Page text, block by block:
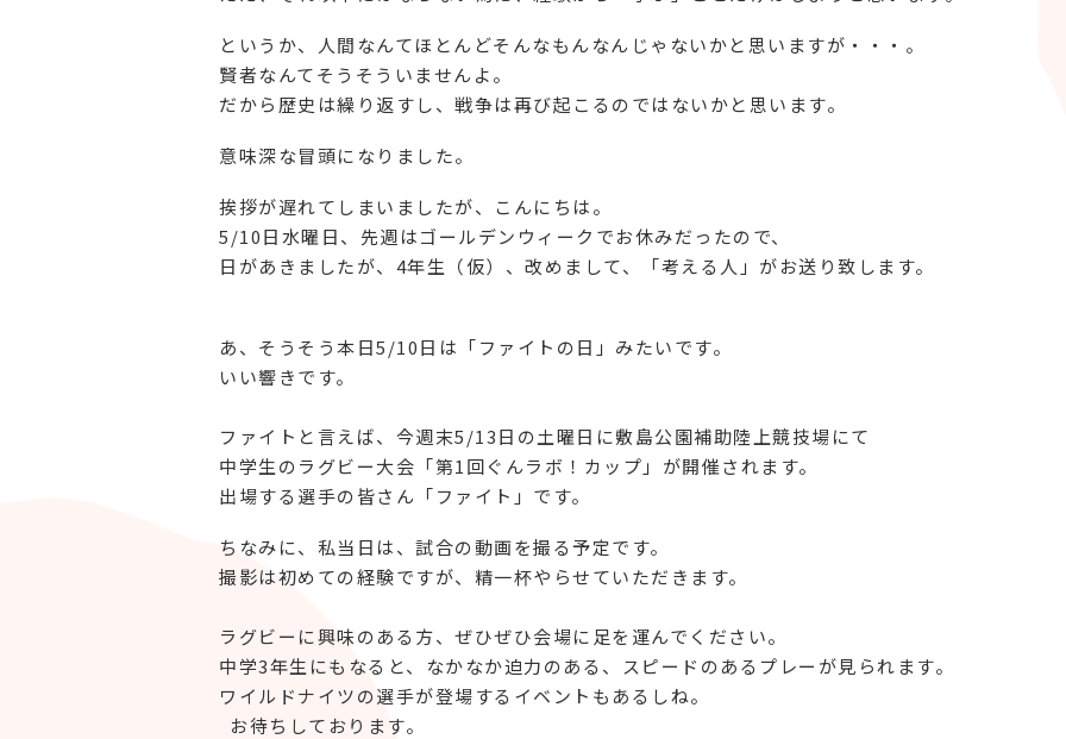
というか、人間なんてほとんどそんなもんなんじゃないかと思いますが・・・。
賢者なんてそうそういませんよ。
だから歴史は繰り返すし、戦争は再び起こるのではないかと思います。
意味深な冒頭になりました。
挨拶が遅れてしまいましたが、こんにちは。
5/10日水曜日、先週はゴールデンウィークでお休みだったので、
日があきましたが、4年生（仮）、改めまして、「考える人」がお送り致します。
あ、そうそう本日5/10日は「ファイトの日」みたいです。
いい響きです。
ファイトと言えば、今週末5/13日の土曜日に敷島公園補助陸上競技場にて
中学生のラグビー大会「第1回ぐんラボ！カップ」が開催されます。
出場する選手の皆さん「ファイト」です。
ちなみに、私当日は、試合の動画を撮る予定です。
撮影は初めての経験ですが、精一杯やらせていただきます。
ラグビーに興味のある方、ぜひぜひ会場に足を運んでください。
中学3年生にもなると、なかなか迫力のある、スピードのあるプレーが見られます。
ワイルドナイツの選手が登場するイベントもあるしね。
お待ちしております。